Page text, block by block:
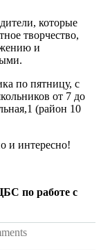
которые
творчество,
и
по пятницу, с
от 7 до
(район 10
и интересно!
по работе с